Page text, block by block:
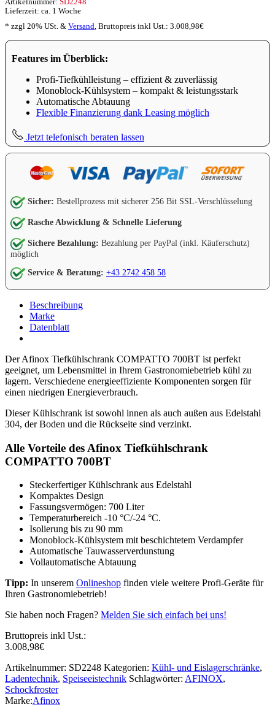
3.134,35€ 2.507,48€.
* zzgl 20% USt. & Versand Bruttopreis inkl Ust.: 3.008,98€
Lieferzeit: ca. 1 Woche
Features im Überblick:
Profi-Tiefkühlleistung – effizient & zuverlässig
Monoblock-Kühlsystem – kompakt & leistungsstark
Automatische Abtauung
Flexible Finanzierung dank Leasing möglich
Jetzt telefonisch beraten lassen
Sicher: Bestellprozess mit sicherer 256 Bit SSL-Verschlüsselung
Rasche Abwicklung & Schnelle Lieferung
Sichere Bezahlung: Bezahlung per PayPal (inkl. Käuferschutz)
möglich
Service & Beratung: +43 2742 458 58
Beschreibung
Marke
Datenblatt
Der Afinox Tiefkühlschrank COMPATTO 700BT ist perfekt
geeignet, um Lebensmittel in Ihrem Gastronomiebetrieb kühl zu
lagern. Verschiedene energieeffiziente Komponenten sorgen für
einen niedrigen Energieverbrauch.
Dieser Kühlschrank ist sowohl innen als auch außen aus Edelstahl
304, der Boden und die Rückseite sind verzinkt.
Alle Vorteile des Afinox Tiefkühlschrank
COMPATTO 700BT
Steckerfertiger Kühlschrank aus Edelstahl
Kompaktes Design
Fassungsvermögen: 700 Liter
Temperaturbereich -10 °C/-24 °C.
Isolierung bis zu 90 mm
Monoblock-Kühlsystem mit beschichtetem Verdampfer
Automatische Tauwasserverdunstung
Vollautomatische Abtauung
Tipp: In unserem Onlineshop finden viele weitere Profi-Geräte für
Ihren Gastronomiebetrieb!
Sie haben noch Fragen? Melden Sie sich einfach bei uns!
Bruttopreis inkl Ust.:
3.008,98€
Artikelnummer: SD2248 Kategorien: Kühl- und Eislagerschränke,
Ladentechnik, Speiseeistechnik Schlagwörter: AFINOX,
Schockfroster
Marke:Afinox